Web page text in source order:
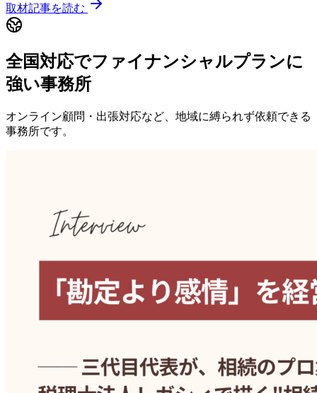
取材記事を読む
全国対応でファイナンシャルプランに
強い事務所
オンライン顧問・出張対応など、地域に縛られず依頼できる
事務所です。